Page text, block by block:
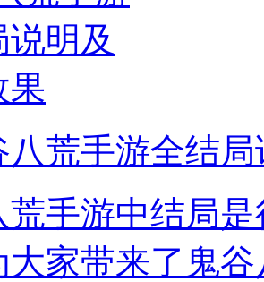
八荒手游全结
荒手游中结局
大家带来了鬼